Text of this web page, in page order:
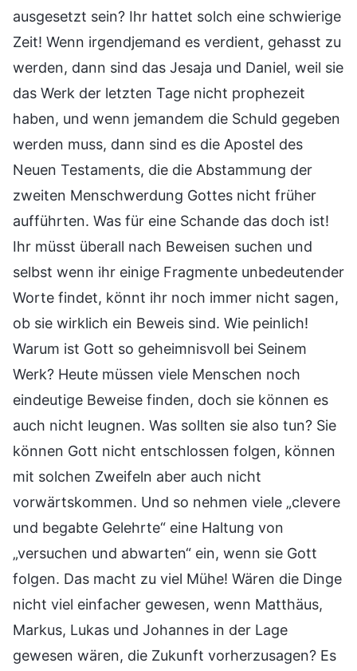
ausgesetzt sein? Ihr hattet solch eine schwierige
Zeit! Wenn irgendjemand es verdient, gehasst zu
werden, dann sind das Jesaja und Daniel, weil sie
das Werk der letzten Tage nicht prophezeit
haben, und wenn jemandem die Schuld gegeben
werden muss, dann sind es die Apostel des
Neuen Testaments, die die Abstammung der
zweiten Menschwerdung Gottes nicht früher
aufführten. Was für eine Schande das doch ist!
Ihr müsst überall nach Beweisen suchen und
selbst wenn ihr einige Fragmente unbedeutender
Worte findet, könnt ihr noch immer nicht sagen,
ob sie wirklich ein Beweis sind. Wie peinlich!
Warum ist Gott so geheimnisvoll bei Seinem
Werk? Heute müssen viele Menschen noch
eindeutige Beweise finden, doch sie können es
auch nicht leugnen. Was sollten sie also tun? Sie
können Gott nicht entschlossen folgen, können
mit solchen Zweifeln aber auch nicht
vorwärtskommen. Und so nehmen viele „clevere
und begabte Gelehrte“ eine Haltung von
„versuchen und abwarten“ ein, wenn sie Gott
folgen. Das macht zu viel Mühe! Wären die Dinge
nicht viel einfacher gewesen, wenn Matthäus,
Markus, Lukas und Johannes in der Lage
gewesen wären, die Zukunft vorherzusagen? Es